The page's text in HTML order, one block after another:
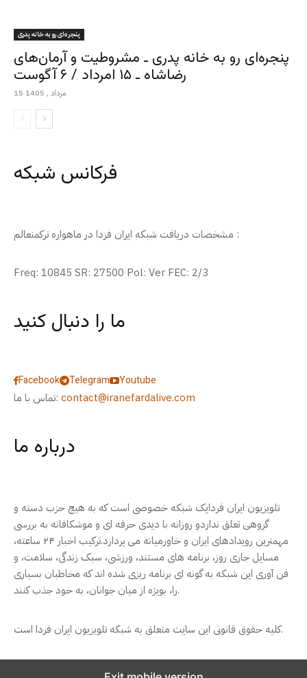
پنجره‌ای رو به خانه پدری
پنجره‌ای رو به خانه پدری ـ مشروطیت و آرمان‌های
رضاشاه ـ ۱۵ امرداد / ۶ آگوست
15 مرداد , 1405
فرکانس شبکه
مشخصات دریافت شبکه ایران فردا در ماهواره ترکمنعالم :
Freq: 10845 SR: 27500 Pol: Ver FEC: 2/3
ما را دنبال کنید
Facebook Telegram
Youtube
تماس با ما: contact@iranefardalive.com
درباره ما
تلویزیون ایران فردایک شبکه خصوصی است که به هیچ حزب دسته و
گروهی تعلق نداردو روزانه با دیدی حرفه ای و موشکافانه به بررسی
مهمترین رویدادهای ایران و خاورمیانه می پردازد.ترکیب اخبار ۲۴ ساعته،
مسایل جاری روز، برنامه های مستند، ورزشی، سبک زندگی، سلامت، و
فن آوری این شبکه به گونه ای برنامه ریزی شده اند که مخاطبان بسیاری
را، بویژه از میان جوانان، به خود جذب کنند.
کلیه حقوق قانونی این سایت متعلق به شبکه تلویزیون ایران فردا است.